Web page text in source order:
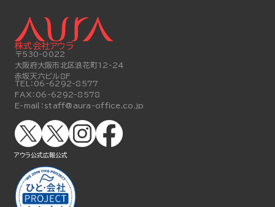
株式会社アウラ
〒530-0022
大阪府大阪市北区浪花町12-24
赤坂天六ビル8F
TEL： 06-6292-8577
FAX： 06-6292-8578
E-mail： staff@aura-office.co.jp
アウラ公式広報公式